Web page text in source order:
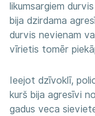
likumsargiem
bija dzirdama
durvis nevienam
vīrietis tomēr
Ieejot dzīvoklī,
kurš bija agresīvi
gadus veca